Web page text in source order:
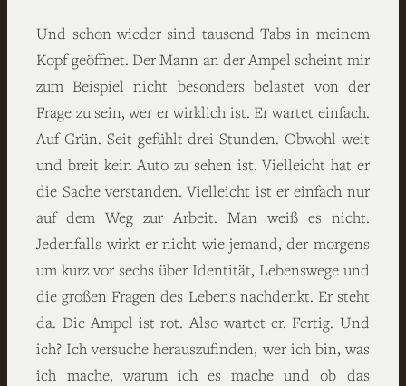
Und schon wieder sind tausend Tabs in meinem
Kopf geöffnet. Der Mann an der Ampel scheint mir
zum Beispiel nicht besonders belastet von der
Frage zu sein, wer er wirklich ist. Er wartet einfach.
Auf Grün. Seit gefühlt drei Stunden. Obwohl weit
und breit kein Auto zu sehen ist. Vielleicht hat er
die Sache verstanden. Vielleicht ist er einfach nur
auf dem Weg zur Arbeit. Man weiß es nicht.
Jedenfalls wirkt er nicht wie jemand, der morgens
um kurz vor sechs über Identität, Lebenswege und
die großen Fragen des Lebens nachdenkt. Er steht
da. Die Ampel ist rot. Also wartet er. Fertig. Und
ich? Ich versuche herauszufinden, wer ich bin, was
ich mache, warum ich es mache und ob das